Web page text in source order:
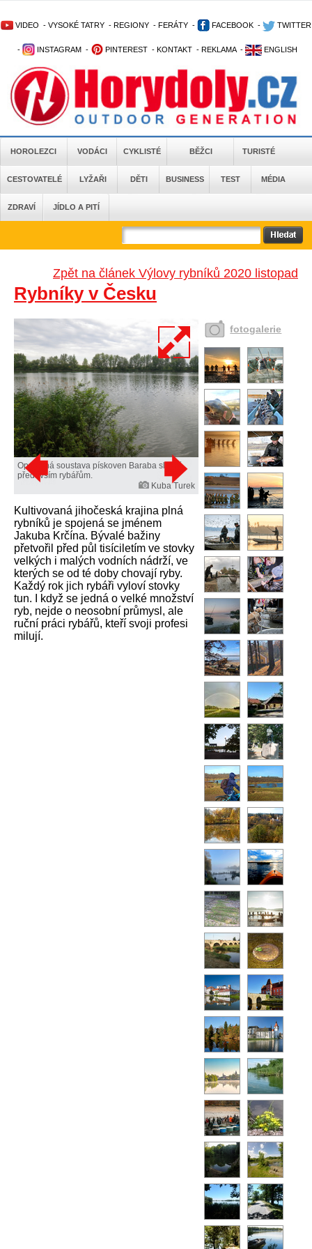
VIDEO - VYSOKÉ TATRY - REGIONY - FERÁTY - FACEBOOK - TWITTER
- INSTAGRAM - PINTEREST - KONTAKT - REKLAMA - ENGLISH
HOROLEZCI VODÁCI CYKLISTÉ BĚŽCI TURISTÉ
CESTOVATELÉ LYŽAŘI DĚTI BUSINESS TEST MÉDIA
ZDRAVÍ JÍDLO A PITÍ
Zpět na článek Výlovy rybníků 2020 listopad
Rybníky v Česku
Opuštěná soustava pískoven Baraba slouží
především rybářům.
Kuba Turek
Kultivovaná jihočeská krajina plná
rybníků je spojená se jménem
Jakuba Krčína. Bývalé bažiny
přetvořil před půl tisíciletím ve stovky
velkých i malých vodních nádrží, ve
kterých se od té doby chovají ryby.
Každý rok jich rybáři vyloví stovky
tun. I když se jedná o velké množství
ryb, nejde o neosobní průmysl, ale
ruční práci rybářů, kteří svoji profesi
milují.
fotogalerie